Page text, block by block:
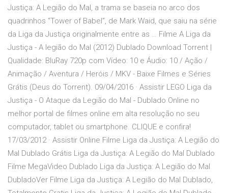
Justiça: A Legião do Mal, a trama se baseia no arco dos
quadrinhos “Tower of Babel”, de Mark Waid, que saiu na série
da Liga da Justiça originalmente entre as … Filme A Liga da
Justiça - A legião do Mal (2012) Dublado Download Torrent |
Qualidade: BluRay 720p com Vídeo: 10 e Áudio: 10 / Ação /
Animação / Aventura / Heróis / MKV - Baixe Filmes e Séries
Grátis (Deus do Torrent). 09/04/2016 · Assistir LEGO Liga da
Justiça - O Ataque da Legião do Mal - Dublado Online no
melhor portal de filmes online em alta resolução no seu
computador, tablet ou smartphone. CLIQUE e confira!
17/03/2012 · Assistir Online Filme Liga da Justiça: A Legião do
Mal Dublado Grátis Liga da Justiça: A Legião do Mal Dublado
Filme MegaVideo Dublado Liga da Justiça: A Legião do Mal
DubladoVer Filme Liga da Justiça: A Legião do Mal Dublado,